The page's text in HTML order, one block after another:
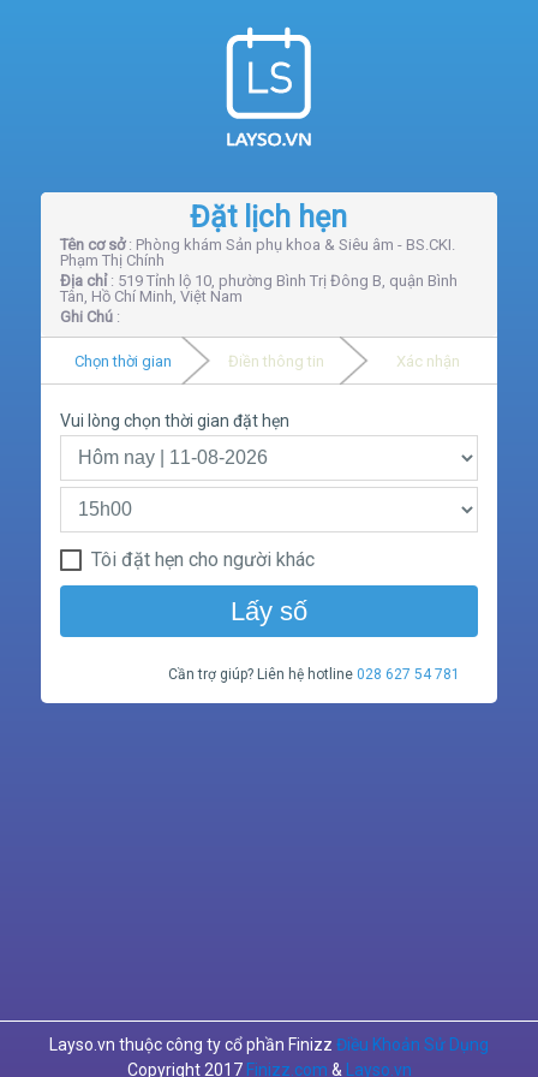
Đặt lịch hẹn
Tên cơ sở: Phòng khám Sản phụ khoa & Siêu âm - BS.CKI.
Phạm Thị Chính
Địa chỉ: 519 Tỉnh lộ 10, phường Bình Trị Đông B, quận Bình
Tân, Hồ Chí Minh, Việt Nam
Ghi Chú:
Chọn thời gian Điền thông tin Xác nhận
Vui lòng chọn thời gian đặt hẹn
Tôi đặt hẹn cho người khác
Lấy số
Cần trợ giúp? Liên hệ hotline028 627 54 781
Layso.vn thuộc công ty cổ phần Finizz Điều Khoản Sử Dụng
Copyright 2017 Finizz.com & Layso.vn